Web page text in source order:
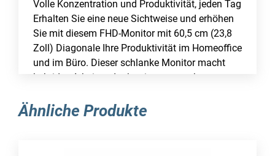
Volle Konzentration und Produktivität, jeden Tag
Erhalten Sie eine neue Sichtweise und erhöhen
Sie mit diesem FHD-Monitor mit 60,5 cm (23,8
Zoll) Diagonale Ihre Produktivität im Homeoffice
und im Büro. Dieser schlanke Monitor macht
hybrides Arbeiten dank seines gestochen
kinderleicht und produktiv.
Ähnliche Produkte